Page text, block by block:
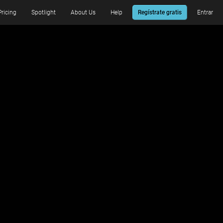
Spotlight About Us Help Regístrate gratis Entrar